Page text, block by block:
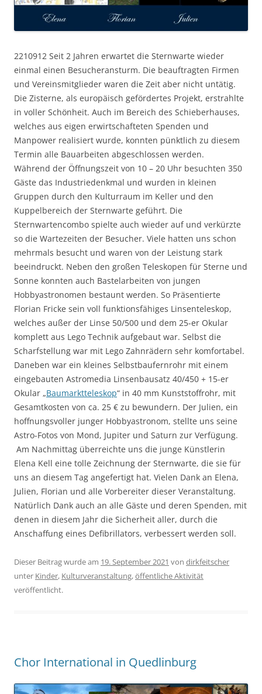
2210912 Seit 2 Jahren erwartet die Sternwarte wieder
einmal einen Besucheransturm. Die beauftragten Firmen
und Vereinsmitglieder waren die Zeit aber nicht untätig.
Die Zisterne, als europäisch gefördertes Projekt, erstrahlte
in voller Schönheit. Auch im Bereich des Schieberhauses,
welches aus eigen erwirtschafteten Spenden und
Manpower realisiert wurde, konnten pünktlich zu diesem
Termin alle Bauarbeiten abgeschlossen werden.
Während der Öffnungszeit von 10 – 20 Uhr besuchten 350
Gäste das Industriedenkmal und wurden in kleinen
Gruppen durch den Kulturraum im Keller und den
Kuppelbereich der Sternwarte geführt. Die
Sternwartencombo spielte auch wieder auf und verkürzte
so die Wartezeiten der Besucher. Viele hatten uns schon
mehrmals besucht und waren von der Leistung stark
beeindruckt. Neben den großen Teleskopen für Sterne und
Sonne konnten auch Bastelarbeiten von jungen
Hobbyastronomen bestaunt werden. So Präsentierte
Florian Fricke sein voll funktionsfähiges Linsenteleskop,
welches außer der Linse 50/500 und dem 25-er Okular
komplett aus Lego Technik aufgebaut war. Selbst die
Scharfstellung war mit Lego Zahnrädern sehr komfortabel.
Daneben war ein kleines Selbstbaufernrohr mit einem
eingebauten Astromedia Linsenbausatz 40/450 + 15-er
Okular „Baumarktteleskop“ in 40 mm Kunststoffrohr, mit
Gesamtkosten von ca. 25 € zu bewundern. Der Julien, ein
hoffnungsvoller junger Hobbyastronom, stellte uns seine
Astro-Fotos von Mond, Jupiter und Saturn zur Verfügung.
Am Nachmittag überreichte uns die junge Künstlerin
Elena Kell eine tolle Zeichnung der Sternwarte, die sie für
uns an diesem Tag angefertigt hat. Vielen Dank an Elena,
Julien, Florian und alle Vorbereiter dieser Veranstaltung.
Natürlich Dank auch an alle Gäste und deren Spenden, mit
denen in diesem Jahr die Sicherheit aller, durch die
Anschaffung eines Defibrillators, verbessert werden soll.
Dieser Beitrag wurde am 19. September 2021 von dirkfeitscher
unter Kinder, Kulturveranstaltung,öffentliche Aktivität
veröffentlicht.
Chor International in Quedlinburg